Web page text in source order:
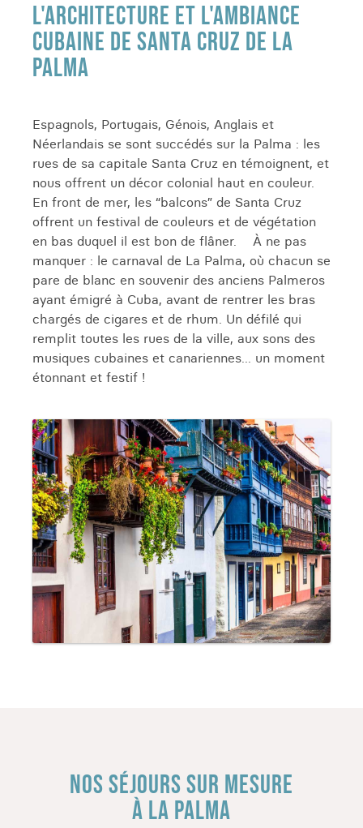
L'ARCHITECTURE ET L'AMBIANCE
CUBAINE DE SANTA CRUZ DE LA
PALMA
Espagnols, Portugais, Génois, Anglais et
Néerlandais se sont succédés sur la Palma : les
rues de sa capitale Santa Cruz en témoignent, et
nous offrent un décor colonial haut en couleur.
En front de mer, les “balcons” de Santa Cruz
offrent un festival de couleurs et de végétation
en bas duquel il est bon de flâner. À ne pas
manquer : le carnaval de La Palma, où chacun se
pare de blanc en souvenir des anciens Palmeros
ayant émigré à Cuba, avant de rentrer les bras
chargés de cigares et de rhum. Un défilé qui
remplit toutes les rues de la ville, aux sons des
musiques cubaines et canariennes... un moment
étonnant et festif !
NOS SÉJOURS SUR MESURE
À LA PALMA